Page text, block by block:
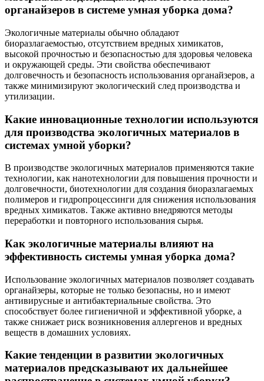
органайзеров в системе умная уборка дома?
Экологичные материалы обычно обладают
биоразлагаемостью, отсутствием вредных химикатов,
высокой прочностью и безопасностью для здоровья человека
и окружающей среды. Эти свойства обеспечивают
долговечность и безопасность использования органайзеров, а
также минимизируют экологический след производства и
утилизации.
Какие инновационные технологии используются
для производства экологичных материалов в
системах умной уборки?
В производстве экологичных материалов применяются такие
технологии, как нанотехнологии для повышения прочности и
долговечности, биотехнологии для создания биоразлагаемых
полимеров и гидропроцессинги для снижения использования
вредных химикатов. Также активно внедряются методы
переработки и повторного использования сырья.
Как экологичные материалы влияют на
эффективность системы умная уборка дома?
Использование экологичных материалов позволяет создавать
органайзеры, которые не только безопасны, но и имеют
антивирусные и антибактериальные свойства. Это
способствует более гигиеничной и эффективной уборке, а
также снижает риск возникновения аллергенов и вредных
веществ в домашних условиях.
Какие тенденции в развитии экологичных
материалов предсказывают их дальнейшее